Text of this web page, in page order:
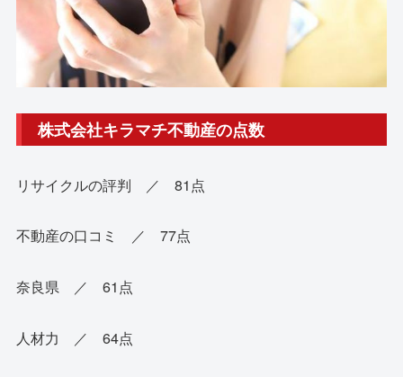
株式会社キラマチ不動産の点数
リサイクルの評判 ／ 81点
不動産の口コミ ／ 77点
奈良県 ／ 61点
人材力 ／ 64点